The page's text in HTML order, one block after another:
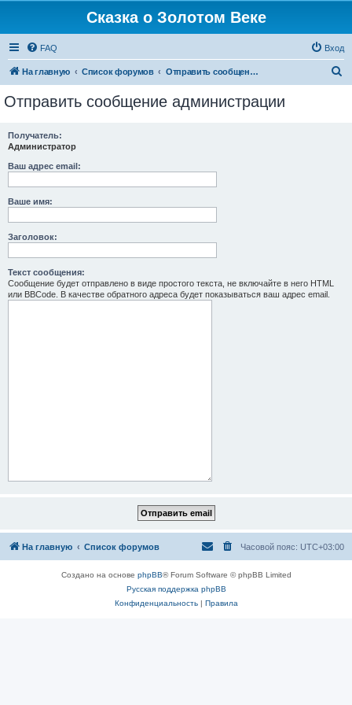
Сказка о Золотом Веке
FAQ Вход
На главную Список форумов Отправить сообщение администрации
Отправить сообщение администрации
Получатель:
Администратор
Ваш адрес email:
Ваше имя:
Заголовок:
Текст сообщения:
Сообщение будет отправлено в виде простого текста, не включайте в него HTML
или BBCode. В качестве обратного адреса будет показываться ваш адрес email.
На главную Список форумов Часовой пояс: UTC+03:00
Создано на основе phpBB® Forum Software © phpBB Limited
Русская поддержка phpBB
Конфиденциальность| Правила